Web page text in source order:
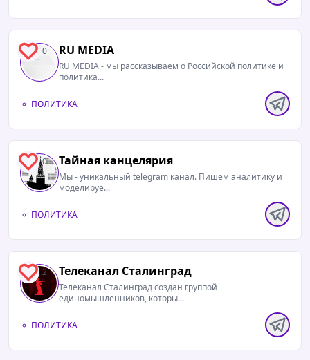
0 RU MEDIA
RU MEDIA - мы рассказываем о Российской политике и
политика...
ПОЛИТИКА
0 Тайная канцелярия
Мы - уникальный telegram канал. Пишем аналитику и
моделируе...
ПОЛИТИКА
2 Телеканал Сталинград
Телеканал Сталинград создан группой
единомышленников, которы...
ПОЛИТИКА